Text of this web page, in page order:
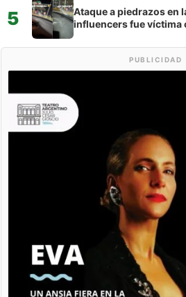
5
Ataque a piedrazos en
influencers fue víctima
PUBLICIDAD